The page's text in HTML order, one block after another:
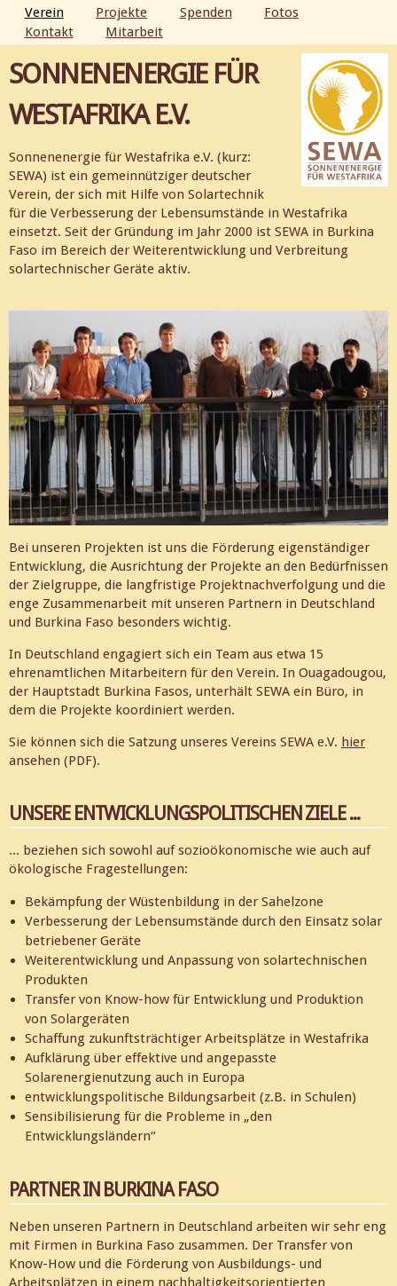
Direkt
zum
Inhalt
HAUPTMENÜ
Verein Projekte Spenden
Fotos
Kontakt
Mitarbeit
SONNENENERGIE FÜR
WESTAFRIKA E.V.
Sonnenenergie für Westafrika e.V. (kurz:
SEWA) ist ein gemeinnütziger deutscher
Verein, der sich mit Hilfe von Solartechnik
für die Verbesserung der Lebensumstände in Westafrika
einsetzt. Seit der Gründung im Jahr 2000 ist SEWA in Burkina
Faso im Bereich der Weiterentwicklung und Verbreitung
solartechnischer Geräte aktiv.
Bei unseren Projekten ist uns die Förderung eigenständiger
Entwicklung, die Ausrichtung der Projekte an den Bedürfnissen
der Zielgruppe, die langfristige Projektnachverfolgung und die
enge Zusammenarbeit mit unseren Partnern in Deutschland
und Burkina Faso besonders wichtig.
In Deutschland engagiert sich ein Team aus etwa 15
ehrenamtlichen Mitarbeitern für den Verein. In Ouagadougou,
der Hauptstadt Burkina Fasos, unterhält SEWA ein Büro, in
dem die Projekte koordiniert werden.
Sie können sich die Satzung unseres Vereins SEWA e.V. hier
ansehen (PDF).
UNSERE ENTWICKLUNGSPOLITISCHEN ZIELE ...
... beziehen sich sowohl auf sozioökonomische wie auch auf
ökologische Fragestellungen:
Bekämpfung der Wüstenbildung in der Sahelzone
Verbesserung der Lebensumstände durch den Einsatz solar
betriebener Geräte
Weiterentwicklung und Anpassung von solartechnischen
Produkten
Transfer von Know-how für Entwicklung und Produktion
von Solargeräten
Schaffung zukunftsträchtiger Arbeitsplätze in Westafrika
Aufklärung über effektive und angepasste
Solarenergienutzung auch in Europa
entwicklungspolitische Bildungsarbeit (z.B. in Schulen)
Sensibilisierung für die Probleme in „den
Entwicklungsländern“
PARTNER IN BURKINA FASO
Neben unseren Partnern in Deutschland arbeiten wir sehr eng
mit Firmen in Burkina Faso zusammen. Der Transfer von
Know-How und die Förderung von Ausbildungs- und
Arbeitsplätzen in einem nachhaltigkeitsorientierten